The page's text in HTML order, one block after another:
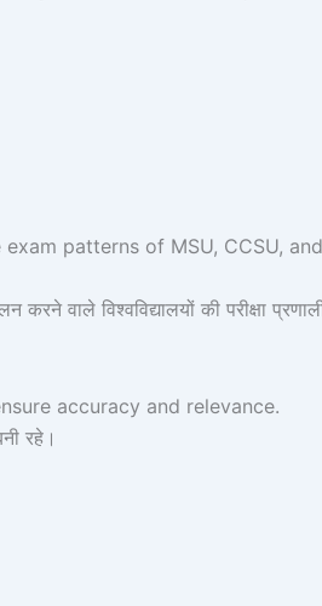
patterns of MSU, CCSU,
वाले विश्वविद्यालयों की परीक्षा
accuracy and relevance.
रहे।